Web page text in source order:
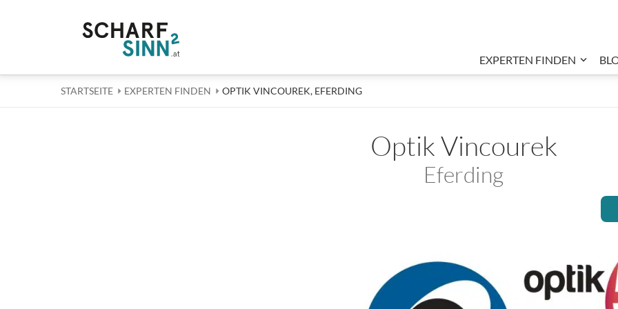
EXPERTEN FINDEN
STARTSEITE EXPERTEN FINDEN AKTUELL: OPTIK VINCOUREK, EFERDING
OPTIK VINCOUREK, EFERDING
Optik Vincourek
Eferding